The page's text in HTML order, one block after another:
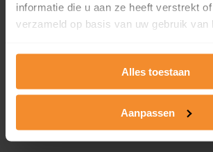
informatie die u aan ze heeft verstrekt
verzameld op basis van uw gebruik van
Alles toestaan
Aanpassen
T/m 1945
2008 of later